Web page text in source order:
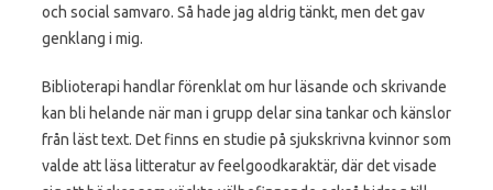
och social samvaro. Så hade jag aldrig tänkt, men det gav
genklang i mig.
Biblioterapi handlar förenklat om hur läsande och skrivande
kan bli helande när man i grupp delar sina tankar och känslor
från läst text. Det finns en studie på sjukskrivna kvinnor som
valde att läsa litteratur av feelgoodkaraktär, där det visade